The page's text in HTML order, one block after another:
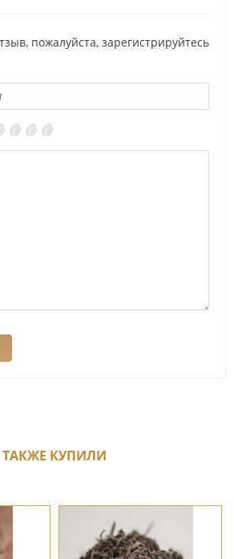
пожалуйста, зарегистрируйтесь
ТАКЖЕ КУПИЛИ